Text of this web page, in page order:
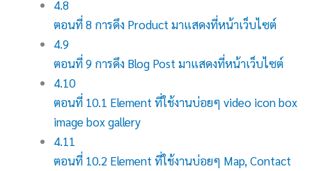
4.8
ตอนที่ 8 การดึง Product มาแสดงที่หน้าเว็บไซต์
4.9
ตอนที่ 9 การดึง Blog Post มาแสดงที่หน้าเว็บไซต์
4.10
ตอนที่ 10.1 Element ที่ใช้งานบ่อยๆ video icon box
image box gallery
4.11
ตอนที่ 10.2 Element ที่ใช้งานบ่อยๆ Map, Contact